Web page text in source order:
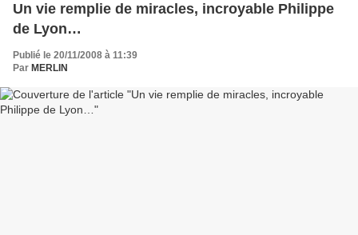
Un vie remplie de miracles, incroyable Philippe
de Lyon…
Publié le 20/11/2008 à 11:39
Par MERLIN